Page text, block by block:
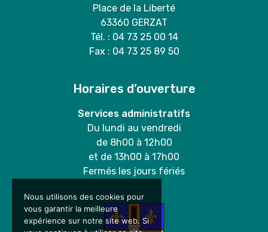
Place de la Liberté
63360 GERZAT
Tél. : 04 73 25 00 14
Fax : 04 73 25 89 50
Horaires d’ouverture
Services administratifs
Du lundi au vendredi
de 8h00 à 12h00
et de 13h00 à 17h00
Fermés les jours fériés
Nous utilisons des cookies pour
vous garantir la meilleure
expérience sur notre site web. Si